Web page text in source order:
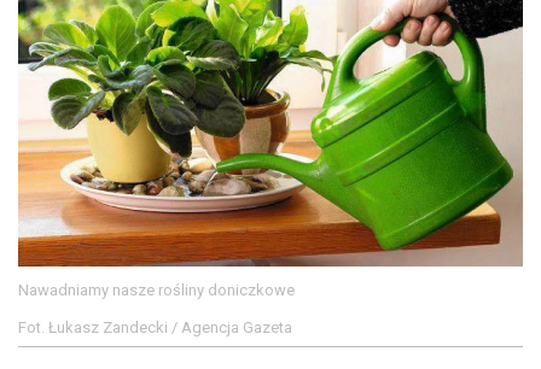
Nawadniamy nasze rośliny doniczkowe
Fot. Łukasz Zandecki / Agencja Gazeta